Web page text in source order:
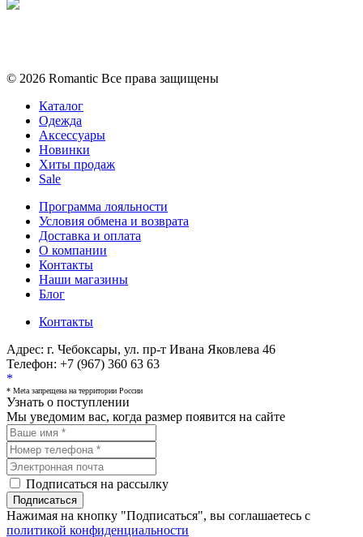
© 2026 Romantic Все права защищены
Каталог
Одежда
Аксессуары
Новинки
Хиты продаж
Sale
Программа лояльности
Условия обмена и возврата
Доставка и оплата
О компании
Контакты
Наши магазины
Блог
Контакты
Адрес: г. Чебоксары, ул. пр-т Ивана Яковлева 46
Телефон: +7 (967) 360 63 63
*
* Meta запрещена на территории России
Узнать о поступлении
Мы уведомим вас, когда размер появится на сайте
Подписаться на рассылку
Подписаться
Нажимая на кнопку "Подписаться", вы соглашаетесь с
политикой конфиденциальности